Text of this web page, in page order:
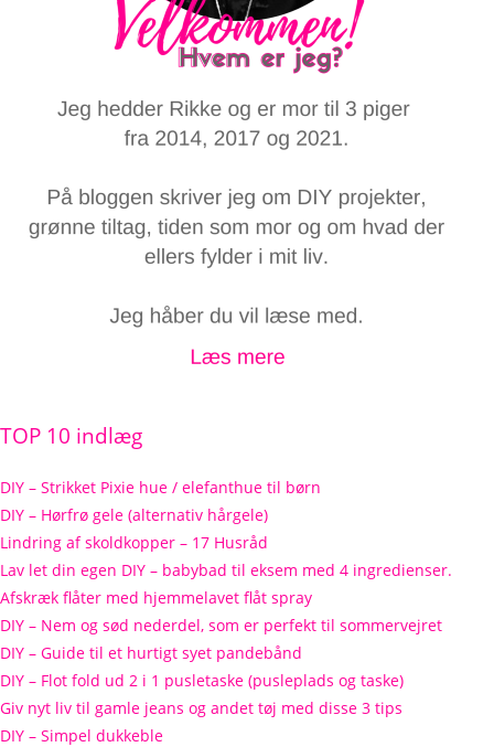
TOP 10 indlæg
DIY – Strikket Pixie hue / elefanthue til børn
DIY – Hørfrø gele (alternativ hårgele)
Lindring af skoldkopper – 17 Husråd
Lav let din egen DIY – babybad til eksem med 4 ingredienser.
Afskræk flåter med hjemmelavet flåt spray
DIY – Nem og sød nederdel, som er perfekt til sommervejret
DIY – Guide til et hurtigt syet pandebånd
DIY – Flot fold ud 2 i 1 pusletaske (pusleplads og taske)
Giv nyt liv til gamle jeans og andet tøj med disse 3 tips
DIY – Simpel dukkeble